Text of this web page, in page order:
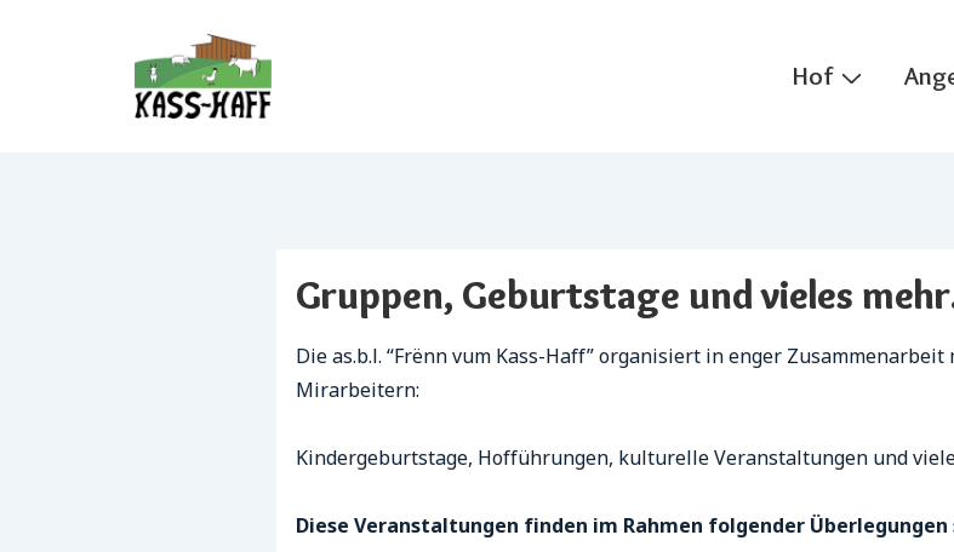
Navigation
Hof
Gruppen, Geburtstage und vieles
Die as.b.l. “Frënn vum Kass-Haff” organisiert in enger
Mirarbeitern:
Kindergeburtstage, Hofführungen, kulturelle Veranstaltungen und
Diese Veranstaltungen finden im Rahmen folgender